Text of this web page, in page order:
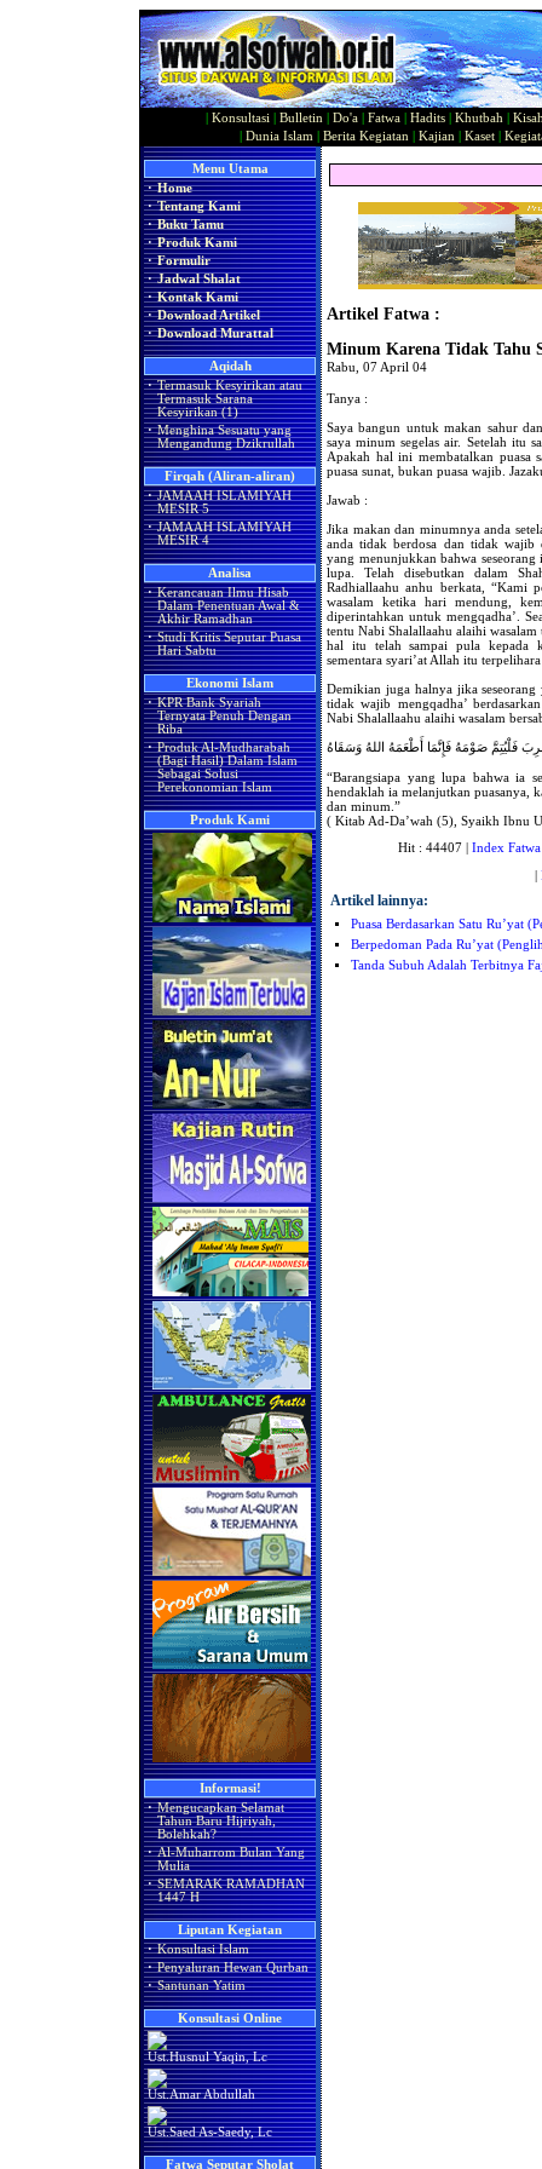
Konsultasi Bulletin Do'a Fatwa Hadits Khutbah
Dunia Islam Berita Kegiatan Kajian Kaset|
Menu Utama
· Home
· Tentang Kami
· Buku Tamu
· Produk Kami
· Formulir
· Jadwal Shalat
· Kontak Kami
· Download Artikel
· Download Murattal
Aqidah
· Termasuk Kesyirikan atau
Termasuk Sarana
Kesyirikan (1)
· Menghina Sesuatu yang
Mengandung Dzikrullah
Firqah (Aliran-aliran)
· JAMAAH ISLAMIYAH
MESIR 5
· JAMAAH ISLAMIYAH
MESIR 4
Analisa
· Kerancauan Ilmu Hisab
Dalam Penentuan Awal &
Akhir Ramadhan
· Studi Kritis Seputar Puasa
Hari Sabtu
Ekonomi Islam
· KPR Bank Syariah
Ternyata Penuh Dengan
Riba
· Produk Al-Mudharabah
(Bagi Hasil) Dalam Islam
Sebagai Solusi
Perekonomian Islam
Produk Kami
Informasi!
· Mengucapkan Selamat
Tahun Baru Hijriyah,
Bolehkah?
· Al-Muharrom Bulan Yang
Mulia
· SEMARAK RAMADHAN
1447 H
Liputan Kegiatan
· Konsultasi Islam
· Penyaluran Hewan Qurban
· Santunan Yatim
Konsultasi Online
Ust.Husnul Yaqin, Lc
Ust.Amar Abdullah
Ust.Saed As-Saedy, Lc
Fatwa Seputar Sholat
Artikel Fatwa :
Minum Karena Tidak Tahu
Rabu, 07 April 04
Tanya :
Saya bangun untuk makan sahur
saya minum segelas air. Setelah itu
Apakah hal ini membatalkan puasa
puasa sunat, bukan puasa wajib.
Jawab :
Jika makan dan minumnya anda
anda tidak berdosa dan tidak wajib
yang menunjukkan bahwa
lupa. Telah disebutkan dalam
Radhiallaahu anhu berkata, “Kami
wasalam ketika hari mendung,
diperintahkan untuk mengqadha’.
tentu Nabi Shalallaahu alaihi
hal itu telah sampai pula kepada
sementara syari’at Allah itu
Demikian juga halnya jika seseorang
tidak wajib mengqadha’
Nabi Shalallaahu alaihi wasalam
“Barangsiapa yang lupa bahwa ia
hendaklah ia melanjutkan puasanya,
dan minum.”
( Kitab Ad-Da’wah (5), Syaikh Ibnu
Hit : 44407 | Index Fatwa
|
Artikel lainnya:
Puasa Berdasarkan Satu Ru’yat
Berpedoman Pada Ru’yat
Tanda Subuh Adalah Terbitnya